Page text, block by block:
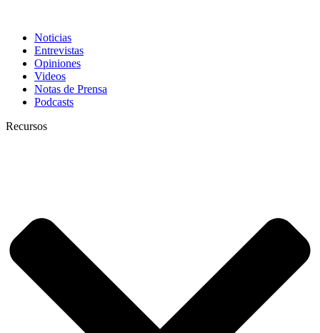
Noticias
Entrevistas
Opiniones
Videos
Notas de Prensa
Podcasts
Recursos